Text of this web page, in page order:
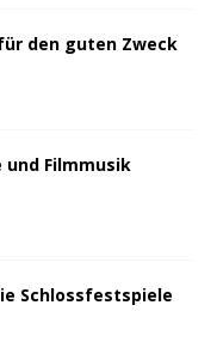
den guten Zweck
Filmmusik
Schlossfestspiele